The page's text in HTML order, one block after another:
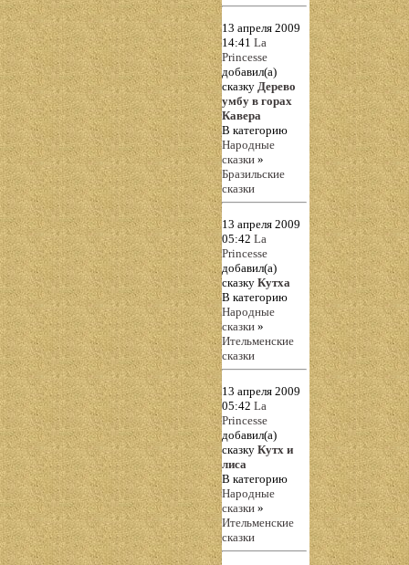
13 апреля 2009
14:41 La
Princesse
добавил(а)
сказку Дерево
умбу в горах
Кавера
В категорию
Народные
сказки »
Бразильские
сказки
13 апреля 2009
05:42 La
Princesse
добавил(а)
сказку Кутха
В категорию
Народные
сказки »
Ительменские
сказки
13 апреля 2009
05:42 La
Princesse
добавил(а)
сказку Кутх и
лиса
В категорию
Народные
сказки »
Ительменские
сказки